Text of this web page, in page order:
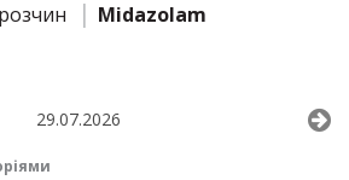
розчин Midazolam
29.07.2026